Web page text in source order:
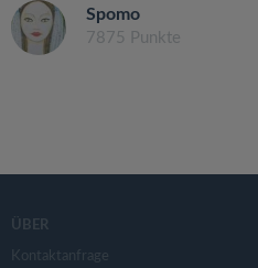
Spomo
7875 Punkte
ÜBER
Kontaktanfrage